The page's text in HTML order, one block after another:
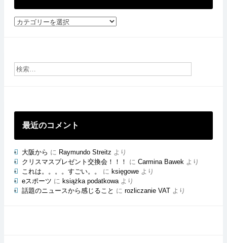
社
ブ
最近のコメント
大阪から に Raymundo Streitz より
クリスマスプレゼント交換会！！！
に Carmina Bawekより
これは。。。。すごい。。
に księgoweより
eスポーツ に książka podatkowaより
話題のニュースから感じること に rozliczanie VATより